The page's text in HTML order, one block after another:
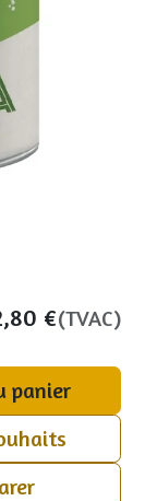
panier
€(TVAC)